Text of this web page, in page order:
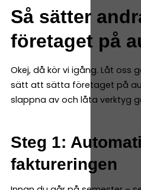
Så sätter
företaget på
Okej, då kör vi igång. Låt oss
sätt att sätta företaget på
slappna av och låta verktyg
Steg 1:
faktureringen